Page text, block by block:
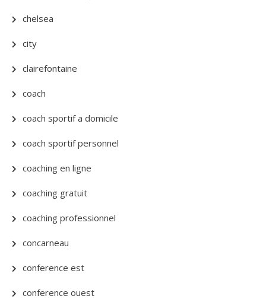
chelsea
city
clairefontaine
coach
coach sportif a domicile
coach sportif personnel
coaching en ligne
coaching gratuit
coaching professionnel
concarneau
conference est
conference ouest